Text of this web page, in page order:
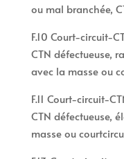
ou mal branchée,
F.10 Court-circuit-
CTN défectueuse,
avec la masse ou
F.11 Court-circuit-
CTN défectueuse,
masse ou